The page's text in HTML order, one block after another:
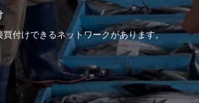
付けできるネットワークがあります。